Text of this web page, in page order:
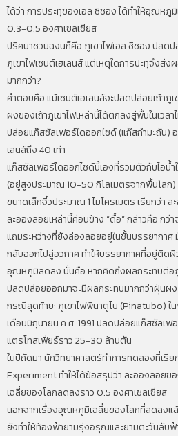
ได้ว่า การประทุของเอล ชิชอง ได้ทำให้อุณห
0.3-0.5 องศาเซลเซียส
ปริศนาชวนฉงนก็คือ ภูเขาไฟเอล ชิชอง ปลด
ภูเขาไฟเซนต์เฮเลนส์ แต่เหตุใดการปะทุจึง
มากกว่า?
คำตอบคือ แม้เซนต์เฮเลนส์จะปลดปล่อยเถ้าภู
ผงของเถ้าภูเขาไฟเหล่านี้ได้ตกลงสู่พื้นในเวล
ปล่อยแก๊สซัลเฟอร์ไดออกไซด์ (แก๊สกำมะถัน)
เลนส์ถึง 40 เท่า
แก๊สซัลเฟอร์ไดออกไซด์นี้เองที่รวมตัวกับไอน้
(อยู่สูงประมาณ 10-50 กิโลเมตรจากพื้นโล
ขนาดเล็กจิ๋วประมาณ 1 ไมโครเมตร เรียกว่า
ละอองลอยเหล่านี้ค่อนข้าง “ดื้อ” กล่าวคือ กว่
แถมระหว่างที่ยังล่องลอยอยู่ในชั้นบรรยากา
กลับออกไปสู่อวกาศ ทำให้บรรยากาศที่อยู่ติด
อุณหภูมิลดลง นั่นคือ หากคิดถึงผลกระทบต่อ
ปลดปล่อยออกมาจะมีผลกระทบมากกว่าฝุ่นผง
กรณีสุดท้าย: ภูเขาไฟพินาตูโบ (Pinatubo) ใ
เดือนมิถุนายน ค.ศ. 1991 ปลดปล่อยแก๊สซัลเฟ
แตรโทสเฟียร์ราว 25-30 ล้านตัน
ในปีถัดมา นักวิทยาศาสตร์ทำการทดลองที่เรี
Experiment ทำให้ได้ข้อสรุปว่า ละอองลอย
เฉลี่ยของโลกลดลงราว 0.5 องศาเซลเซียส
นอกจากเรื่องอุณหภูมิเฉลี่ยของโลกที่ลดลง
ยังทำให้ท้องฟ้ายามรุ่งอรุณและยามตะวันลับ